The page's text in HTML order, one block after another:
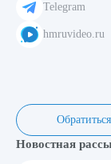
Telegram
hmruvideo.ru
Новостная